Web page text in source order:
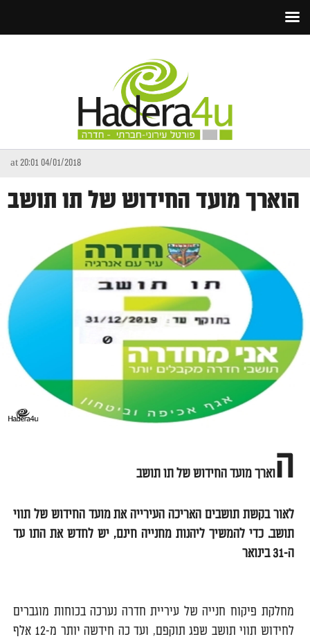
04/01/2018 at 20:01
הוארך מועד החידוש של תו תושב
הוארך מועד החידוש של תו תושב
לאור בקשת תושבים האריכה העירייה את מועד החידוש של תווי
תושב. כדי להמשיך ליהנות מחנייה חינם, יש לחדש את התו עד
ה-31 בינואר
מחלקת פיקוח חנייה של עיריית חדרה נערכה בכוחות מוגברים
לחידוש תווי תושב שפג תוקפם, ועד כה חידשה יותר מ-12 אלף